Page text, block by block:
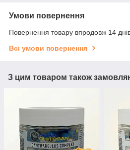
Умови повернення
Повернення товару впродовж 14
Всі умови повернення
З цим товаром також